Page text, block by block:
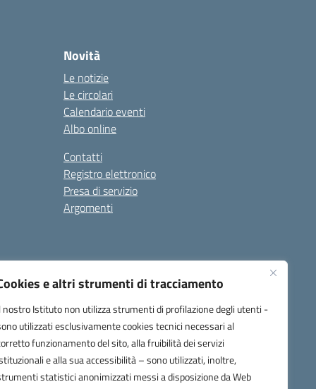
e altri strumenti di tracciamento
nostro Istituto non utilizza strumenti di profilazione degli utenti -
utilizzati esclusivamente cookies tecnici necessari al
funzionamento del sito, alla fruibilità dei servizi
e alla sua accessibilità – sono utilizzati, inoltre,
statistici anonimizzati messi a disposizione da Web
Novità
Le notizie
Le circolari
Calendario eventi
Albo online
Contatti
Registro elettronico
Presa di servizio
Argomenti